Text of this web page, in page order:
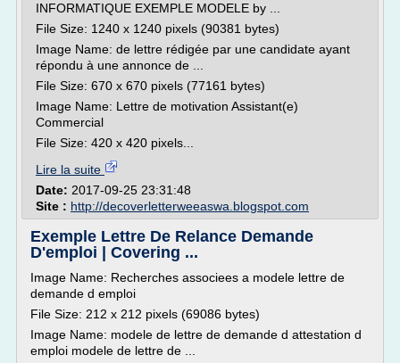
INFORMATIQUE EXEMPLE MODELE by ...
File Size: 1240 x 1240 pixels (90381 bytes)
Image Name: de lettre rédigée par une candidate ayant
répondu à une annonce de ...
File Size: 670 x 670 pixels (77161 bytes)
Image Name: Lettre de motivation Assistant(e)
Commercial
File Size: 420 x 420 pixels...
Lire la suite
Date: 2017-09-25 23:31:48
Site : http://decoverletterweeaswa.blogspot.com
Exemple Lettre De Relance Demande
D'emploi | Covering ...
Image Name: Recherches associees a modele lettre de
demande d emploi
File Size: 212 x 212 pixels (69086 bytes)
Image Name: modele de lettre de demande d attestation d
emploi modele de lettre de ...